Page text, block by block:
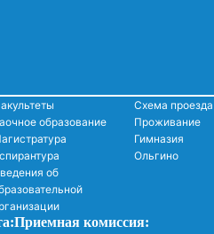
образование
об
Схема проезда
Проживание
Гимназия
Ольгино
Приемная комиссия: